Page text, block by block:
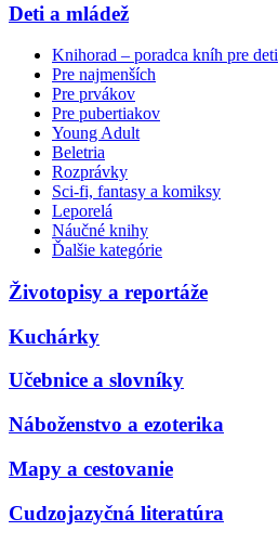
Deti a mládež
Knihorad – poradca kníh pre deti
Pre najmenších
Pre prvákov
Pre pubertiakov
Young Adult
Beletria
Rozprávky
Sci-fi, fantasy a komiksy
Leporelá
Náučné knihy
Ďalšie kategórie
Životopisy a reportáže
Kuchárky
Učebnice a slovníky
Náboženstvo a ezoterika
Mapy a cestovanie
Cudzojazyčná literatúra